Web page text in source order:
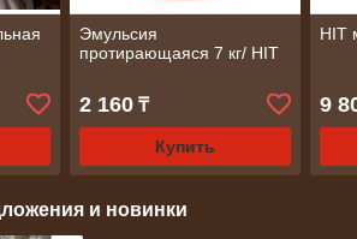
Эмульсия
протирающаяся 7 кг/ HIT
2 160₸
Купить
HIT
9
и новинки